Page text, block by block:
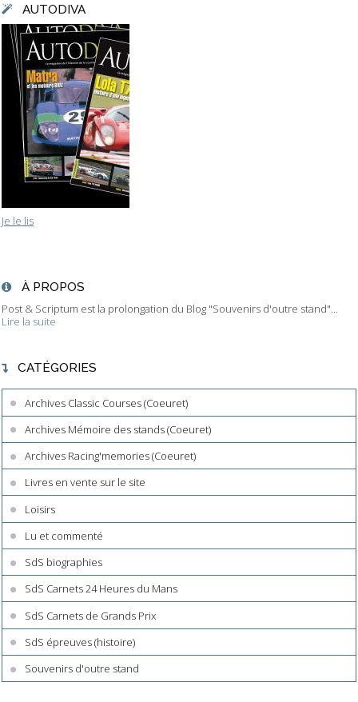
AUTODIVA
Je le lis
À PROPOS
Post & Scriptum est la prolongation du Blog "Souvenirs d'outre stand"...
Lire la suite
CATÉGORIES
Archives Classic Courses (Coeuret)
Archives Mémoire des stands (Coeuret)
Archives Racing'memories (Coeuret)
Livres en vente sur le site
Loisirs
Lu et commenté
SdS biographies
SdS Carnets 24 Heures du Mans
SdS Carnets de Grands Prix
SdS épreuves (histoire)
Souvenirs d'outre stand